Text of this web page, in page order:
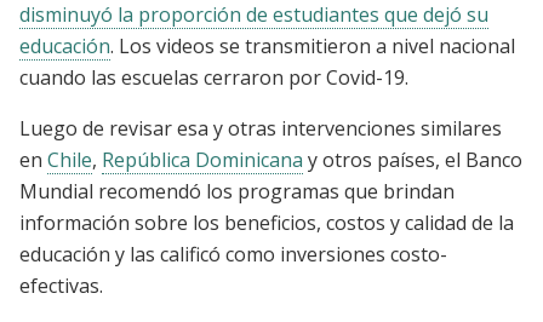
disminuyó la proporción de estudiantes que dejó su
educación. Los videos se transmitieron a nivel nacional
cuando las escuelas cerraron por Covid-19.
Luego de revisar esa y otras intervenciones similares
en Chile, República Dominicana y otros países, el Banco
Mundial recomendó los programas que brindan
información sobre los beneficios, costos y calidad de la
educación y las calificó como inversiones costo-
efectivas.